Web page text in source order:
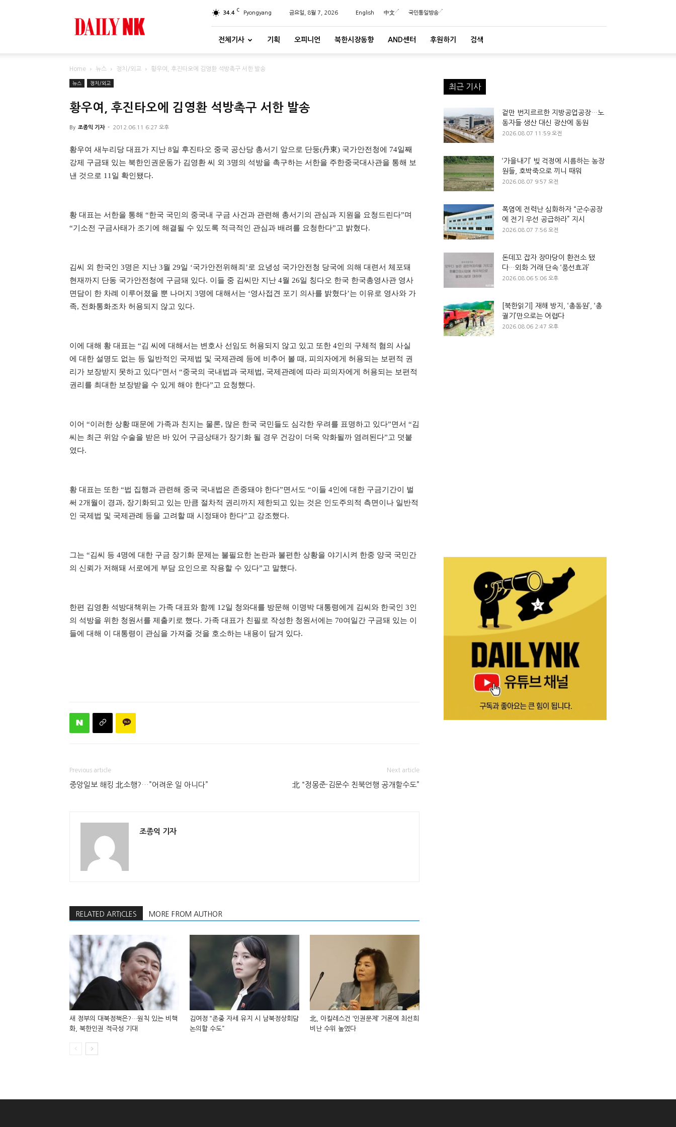
34.4 C Pyongyang 금요일, 8월 7, 2026 English 中文 국민통일방송
전체기사 기획 오피니언 북한시장동향 AND센터 후원하기 검색
Home 뉴스 정치/외교 황우여, 후진타오에 김영환 석방촉구 서한 발송
뉴스 정치/외교
황우여, 후진타오에 김영환 석방촉구 서한 발송
By 조종익 기자 - 2012.06.11 6:27 오후
황우여 새누리당 대표가 지난 8일 후진타오 중국 공산당 총서기 앞으로 단둥(丹東) 국가안전청에 74일째
강제 구금돼 있는 북한인권운동가 김영환 씨 외 3명의 석방을 촉구하는 서한을 주한중국대사관을 통해 보
낸 것으로 11일 확인됐다.
황 대표는 서한을 통해 “한국 국민의 중국내 구금 사건과 관련해 총서기의 관심과 지원을 요청드린다”며
“기소전 구금사태가 조기에 해결될 수 있도록 적극적인 관심과 배려를 요청한다”고 밝혔다.
김씨 외 한국인 3명은 지난 3월 29일 ‘국가안전위해죄’로 요녕성 국가안전청 당국에 의해 대련서 체포돼
현재까지 단동 국가안전청에 구금돼 있다. 이들 중 김씨만 지난 4월 26일 칭다오 한국 한국총영사관 영사
면담이 한 차례 이루어졌을 뿐 나머지 3명에 대해서는 ‘영사접견 포기 의사를 밝혔다’는 이유로 영사와 가
족, 전화통화조차 허용되지 않고 있다.
이에 대해 황 대표는 “김 씨에 대해서는 변호사 선임도 허용되지 않고 있고 또한 4인의 구체적 혐의 사실
에 대한 설명도 없는 등 일반적인 국제법 및 국제관례 등에 비추어 볼 때, 피의자에게 허용되는 보편적 권
리가 보장받지 못하고 있다”면서 “중국의 국내법과 국제법, 국제관례에 따라 피의자에게 허용되는 보편적
권리를 최대한 보장받을 수 있게 해야 한다”고 요청했다.
이어 “이러한 상황 때문에 가족과 친지는 물론, 많은 한국 국민들도 심각한 우려를 표명하고 있다”면서 “김
씨는 최근 위암 수술을 받은 바 있어 구금상태가 장기화 될 경우 건강이 더욱 악화될까 염려된다”고 덧붙
였다.
황 대표는 또한 “법 집행과 관련해 중국 국내법은 존중돼야 한다”면서도 “이들 4인에 대한 구금기간이 벌
써 2개월이 경과, 장기화되고 있는 만큼 절차적 권리까지 제한되고 있는 것은 인도주의적 측면이나 일반적
인 국제법 및 국제관례 등을 고려할 때 시정돼야 한다”고 강조했다.
그는 “김씨 등 4명에 대한 구금 장기화 문제는 불필요한 논란과 불편한 상황을 야기시켜 한중 양국 국민간
의 신뢰가 저해돼 서로에게 부담 요인으로 작용할 수 있다”고 말했다.
한편 김영환 석방대책위는 가족 대표와 함께 12일 청와대를 방문해 이명박 대통령에게 김씨와 한국인 3인
의 석방을 위한 청원서를 제출키로 했다. 가족 대표가 친필로 작성한 청원서에는 70여일간 구금돼 있는 이
들에 대해 이 대통령이 관심을 가져줄 것을 호소하는 내용이 담겨 있다.
Previous article
중앙일보 해킹 北소행?…”어려운 일 아니다”
Next article
北 “정몽준·김문수 친북언행 공개할수도”
조종익 기자
RELATED ARTICLES MORE FROM AUTHOR
새 정부의 대북정책은?…원칙 있는 비핵
화, 북한인권 적극성 기대
김여정 “존중 자세 유지 시 남북정상회담
논의할 수도”
北, 아킬레스건 ‘인권문제’ 거론에 최선희
비난 수위 높였다
최근 기사
겉만 번지르르한 지방공업공장…노
동자들 생산 대신 광산에 동원
2026.08.07 11:59 오전
‘가을내기’ 빚 걱정에 시름하는 농장
원들, 호박죽으로 끼니 때워
2026.08.07 9:57 오전
폭염에 전력난 심화하자 “군수공장
에 전기 우선 공급하라” 지시
2026.08.07 7:56 오전
돈데꼬 잡자 장마당이 환전소 됐
다…외화 거래 단속 ‘풍선효과’
2026.08.06 5:06 오후
[북한읽기] 재해 방지, ‘총동원’, ‘총
궐기’만으로는 어렵다
2026.08.06 2:47 오후